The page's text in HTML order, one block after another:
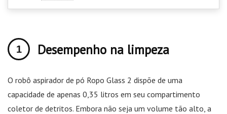
Desempenho na limpeza
O robô aspirador de pó Ropo Glass 2 dispõe de uma
capacidade de apenas 0,35 litros em seu compartimento
coletor de detritos. Embora não seja um volume tão alto, a